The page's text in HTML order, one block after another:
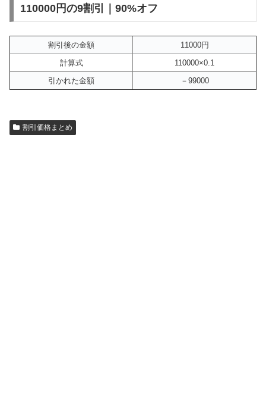
110000円の9割引｜90%オフ
割引後の金額
11000円
計算式
110000×0.1
引かれた金額
－99000
割引価格まとめ